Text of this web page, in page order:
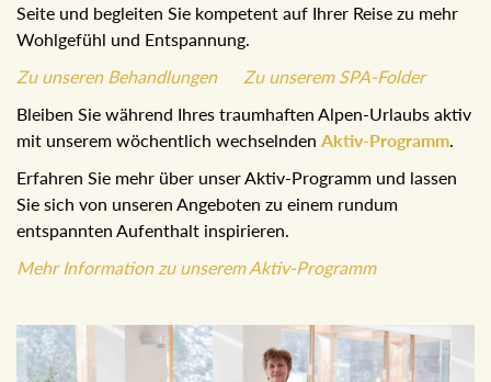
Seite und begleiten Sie kompetent auf Ihrer Reise zu mehr
Wohlgefühl und Entspannung.
Zu unseren Behandlungen
Zu unserem SPA-Folder
Bleiben Sie während Ihres traumhaften Alpen-Urlaubs aktiv
mit unserem wöchentlich wechselnden Aktiv-Programm
Erfahren Sie mehr über unser Aktiv-Programm und lassen
Sie sich von unseren Angeboten zu einem rundum
entspannten Aufenthalt inspirieren.
Mehr Information zu unserem Aktiv-Programm